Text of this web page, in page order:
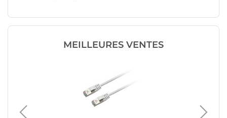
MEILLEURES VENTES